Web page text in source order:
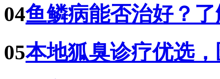
04鱼鳞病能否治好？
05本地狐臭诊疗优选